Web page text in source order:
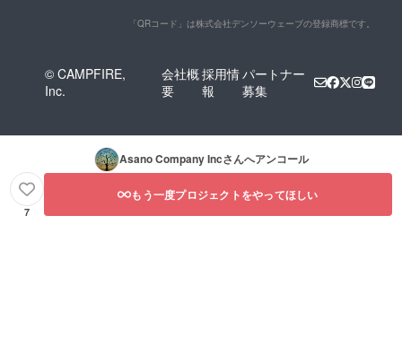
「QRコード」は株式会社デンソーウェーブの登録商標です。
© CAMPFIRE,
Inc.
会社概
要
採用情
報
パートナー
募集
Asano Company Incさんへアンコール
7
もう一度プロジェクトをやってほしい